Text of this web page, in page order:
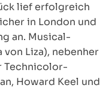
lief erfolgreich
in London und
an. Musical-
Liza), nebenher
Technicolor-
Howard Keel und